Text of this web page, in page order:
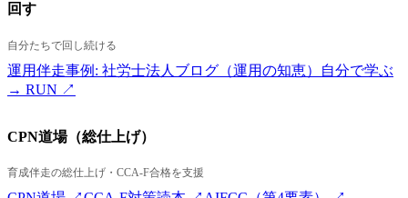
回す
自分たちで回し続ける
運用伴走事例: 社労士法人 ブログ（運用の知恵）
自分で学ぶ
→ RUN ↗
CPN道場（総仕上げ）
育成伴走の総仕上げ・CCA-F合格を支援